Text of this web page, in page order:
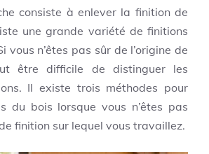
consiste à enlever la finition de
une grande variété de finitions
vous n’êtes pas sûr de l’origine de
être difficile de distinguer les
Il existe trois méthodes pour
du bois lorsque vous n’êtes pas
finition sur lequel vous travaillez.